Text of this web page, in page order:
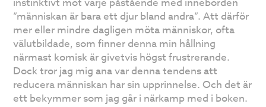
”människan är bara ett djur bland andra”. Att därför
mer eller mindre dagligen möta människor, ofta
välutbildade, som finner denna min hållning
närmast komisk är givetvis högst frustrerande.
Dock tror jag mig ana var denna tendens att
reducera människan har sin upprinnelse. Och det är
ett bekymmer som jag går i närkamp med i boken.